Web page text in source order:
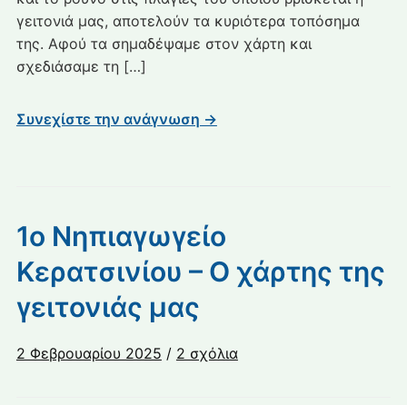
μου:
Κυνήγι
γειτονιά μας, αποτελούν τα κυριότερα τοπόσημα
της. Αφού τα σημαδέψαμε στον χάρτη και
σχεδιάσαμε τη […]
Συνεχίστε την ανάγνωση →
1ο Νηπιαγωγείο
Κερατσινίου – Ο χάρτης της
γειτονιάς μας
2 Φεβρουαρίου 2025 / 2 σχόλιαστο